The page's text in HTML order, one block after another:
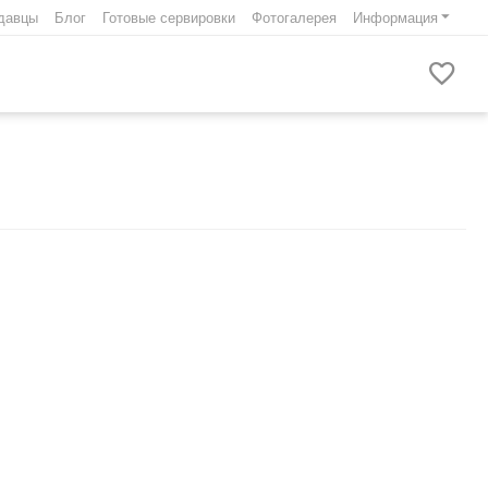
Блог Готовые сервировки Фотогалерея Информация